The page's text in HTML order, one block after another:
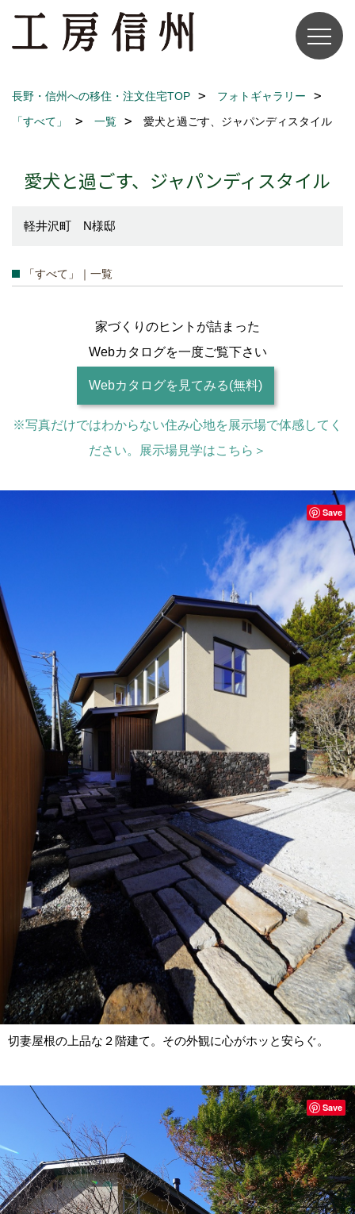
長野・信州への移住・注文住宅TOP
フォトギャラリー
「すべて」
一覧 愛犬と過ごす、ジャパンディスタイル
愛犬と過ごす、ジャパンディスタイル
軽井沢町 N様邸
「すべて」｜一覧
家づくりのヒントが詰まった
Webカタログを一度ご覧下さい
Webカタログを見てみる(無料)
※写真だけではわからない住み心地を展示場で体感してく
ださい。展示場見学はこちら＞
切妻屋根の上品な２階建て。その外観に心がホッと安らぐ。
Save
Save